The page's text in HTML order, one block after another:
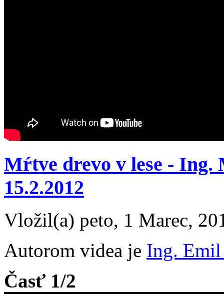
Mŕtve drevo v lese - Ing.
15.2.2012
Vložil(a) peto, 1 Marec,
Autorom videa je Ing. Emil
Časť 1/2